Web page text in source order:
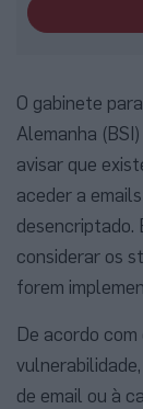
O gabinete
Alemanha
avisar que
aceder a
desencriptado.
considerar os
forem
De acordo
de email ou à